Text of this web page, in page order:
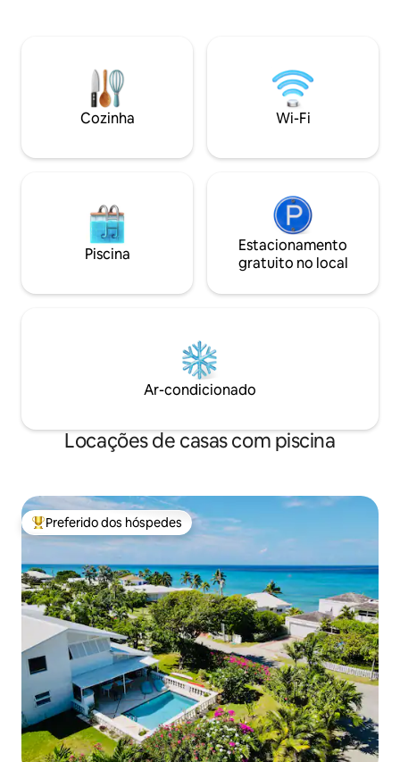
estação de trabalho escondida
Localização ✓ perfeita para viagens de
negócios, visitas à embaixada e viagens
em família ❌ Não é permitido fumar no
meu anúncio à sua Lista de Desejos para
transporte
condicionado na
quarto - Internet de alta velocidade -
Lavadora e
Cozinha Wi-Fi
Piscina
Estacionamento
gratuito no local
Ar-condicionado
Locações de casas com piscina
Entre os melhores preferidos dos hóspedes
Preferido dos hóspedes